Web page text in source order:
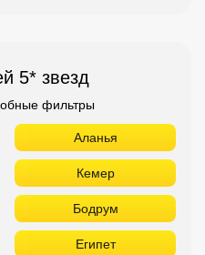
5* звезд
фильтры
Аланья
Кемер
Бодрум
Египет